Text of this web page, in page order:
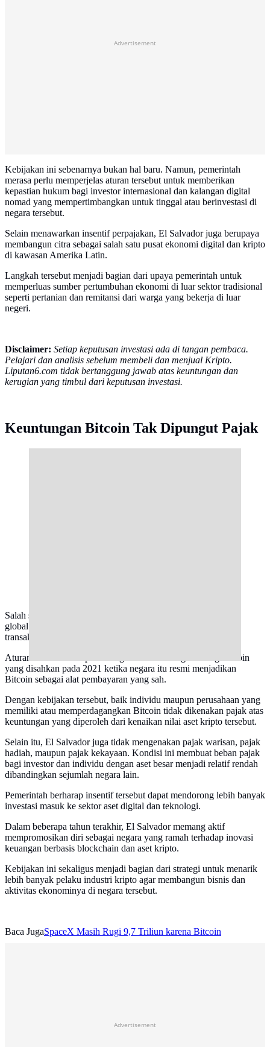
Advertisement
Kebijakan ini sebenarnya bukan hal baru. Namun, pemerintah
merasa perlu memperjelas aturan tersebut untuk memberikan
kepastian hukum bagi investor internasional dan kalangan digital
nomad yang mempertimbangkan untuk tinggal atau berinvestasi di
negara tersebut.
Selain menawarkan insentif perpajakan, El Salvador juga berupaya
membangun citra sebagai salah satu pusat ekonomi digital dan kripto
di kawasan Amerika Latin.
Langkah tersebut menjadi bagian dari upaya pemerintah untuk
memperluas sumber pertumbuhan ekonomi di luar sektor tradisional
seperti pertanian dan remitansi dari warga yang bekerja di luar
negeri.
Disclaimer: Setiap keputusan investasi ada di tangan pembaca.
Pelajari dan analisis sebelum membeli dan menjual Kripto.
Liputan6.com tidak bertanggung jawab atas keuntungan dan
kerugian yang timbul dari keputusan investasi.
Keuntungan Bitcoin Tak Dipungut Pajak
Salah satu daya tarik utama El Salvador bagi komunitas kripto
global adalah kebijakan yang membebaskan keuntungan dari
transaksi Bitcoin dari pajak capital gain.
Aturan tersebut merupakan bagian dari Undang-Undang Bitcoin
yang disahkan pada 2021 ketika negara itu resmi menjadikan
Bitcoin sebagai alat pembayaran yang sah.
Dengan kebijakan tersebut, baik individu maupun perusahaan yang
memiliki atau memperdagangkan Bitcoin tidak dikenakan pajak atas
keuntungan yang diperoleh dari kenaikan nilai aset kripto tersebut.
Selain itu, El Salvador juga tidak mengenakan pajak warisan, pajak
hadiah, maupun pajak kekayaan. Kondisi ini membuat beban pajak
bagi investor dan individu dengan aset besar menjadi relatif rendah
dibandingkan sejumlah negara lain.
Pemerintah berharap insentif tersebut dapat mendorong lebih banyak
investasi masuk ke sektor aset digital dan teknologi.
Dalam beberapa tahun terakhir, El Salvador memang aktif
mempromosikan diri sebagai negara yang ramah terhadap inovasi
keuangan berbasis blockchain dan aset kripto.
Kebijakan ini sekaligus menjadi bagian dari strategi untuk menarik
lebih banyak pelaku industri kripto agar membangun bisnis dan
aktivitas ekonominya di negara tersebut.
Baca JugaSpaceX Masih Rugi 9,7 Triliun karena Bitcoin
Advertisement